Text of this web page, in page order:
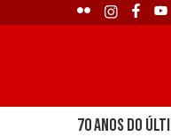
70 anos do